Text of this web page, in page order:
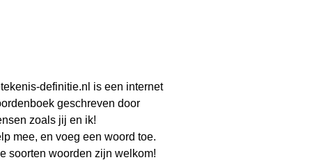
definitie.nl is een internet
geschreven door
zoals jij en ik!
mee, en voeg een woord toe.
soorten woorden zijn welkom!